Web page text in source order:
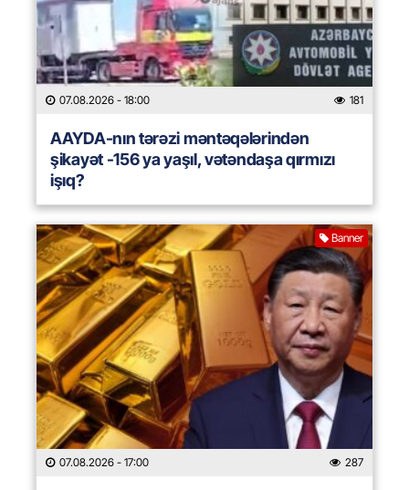
07.08.2026 - 18:00 181
AAYDA-nın tərəzi məntəqələrindən
şikayət -156 ya yaşıl, vətəndaşa qırmızı
işıq?
Banner
07.08.2026 - 17:00 287